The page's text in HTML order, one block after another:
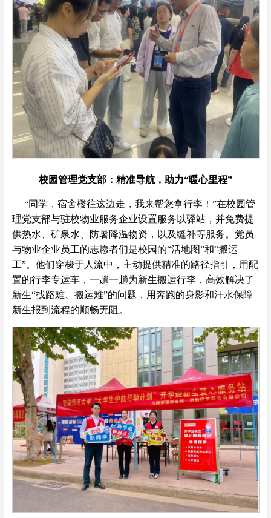
校园管理党支部：精准导航，助力“暖心里程”
“同学，宿舍楼往这边走，我来帮您拿行李！”在校园管
理党支部与驻校物业服务企业设置服务以驿站，并免费提
供热水、矿泉水、防暑降温物资，以及缝补等服务。党员
与物业企业员工的志愿者们是校园的“活地图”和“搬运
工”。他们穿梭于人流中，主动提供精准的路径指引，用配
置的行李专运车，一趟一趟为新生搬运行李，高效解决了
新生“找路难、搬运难”的问题，用奔跑的身影和汗水保障
新生报到流程的顺畅无阻。